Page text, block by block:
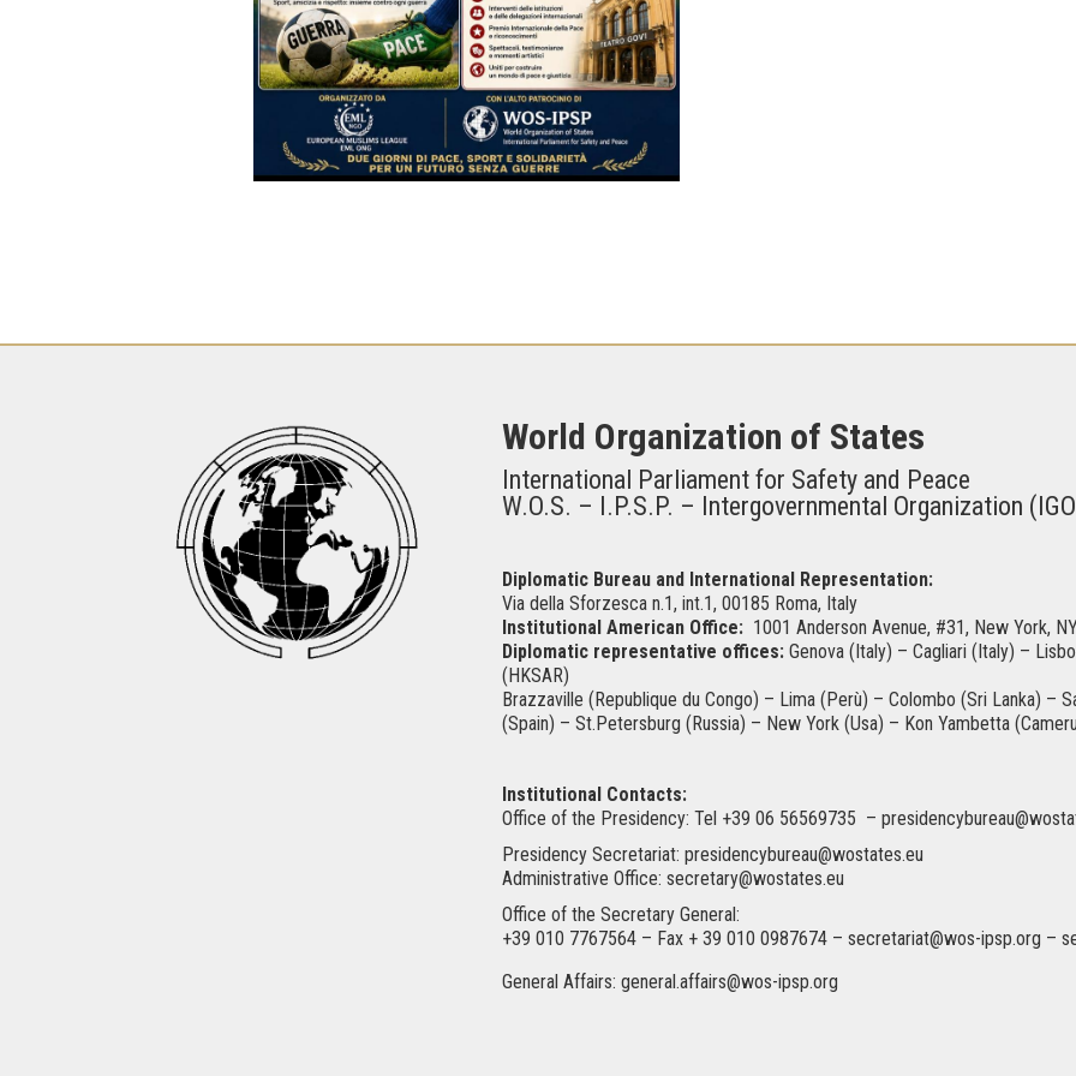
World Organization of States
International Parliament for Safety and Peace
W.O.S. – I.P.S.P. – Intergovernmental Organization
Diplomatic Bureau and International Representation:
Via della Sforzesca n.1, int.1, 00185 Roma, Italy
Institutional American Office: 1001 Anderson Avenue, #31, New York,
Diplomatic representative offices:Genova (Italy) – Cagliari (Italy) –
(HKSAR)
Brazzaville (Republique du Congo) – Lima (Perù) – Colombo (Sri Lanka) –
(Spain) – St.Petersburg (Russia) – New York (Usa) – Kon Yambetta
Institutional Contacts:
Office of the Presidency: Tel +39 06 56569735 –
Presidency Secretariat: presidencybureau@wostates.eu
Administrative Office: secretary@wostates.eu
Office of the Secretary General:
+39 010 7767564 – Fax + 39 010 0987674 – secretariat@wos-ipsp.org –
General Affairs: general.affairs@wos-ipsp.org